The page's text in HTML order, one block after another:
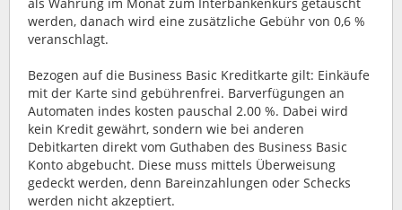
werden, danach wird eine zusätzliche Gebühr von 0,6 %
veranschlagt.
Bezogen auf die Business Basic Kreditkarte gilt: Einkäufe
mit der Karte sind gebührenfrei. Barverfügungen an
Automaten indes kosten pauschal 2.00 %. Dabei wird
kein Kredit gewährt, sondern wie bei anderen
Debitkarten direkt vom Guthaben des Business Basic
Konto abgebucht. Diese muss mittels Überweisung
gedeckt werden, denn Bareinzahlungen oder Schecks
werden nicht akzeptiert.